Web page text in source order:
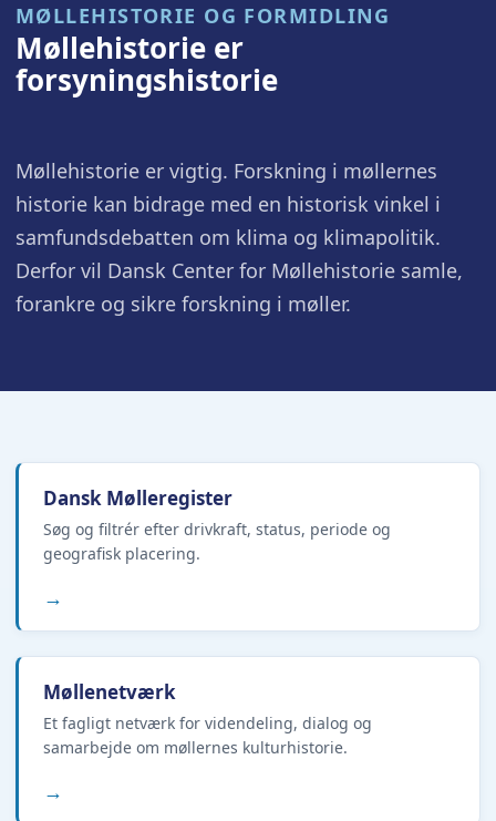
MØLLEHISTORIE OG FORMIDLING
Møllehistorie er
forsyningshistorie
Møllehistorie er vigtig. Forskning i møllernes
historie kan bidrage med en historisk vinkel i
samfundsdebatten om klima og klimapolitik.
Derfor vil Dansk Center for Møllehistorie samle,
forankre og sikre forskning i møller.
Dansk Mølleregister
Søg og filtrér efter drivkraft, status, periode og
geografisk placering.
→
Møllenetværk
Et fagligt netværk for videndeling, dialog og
samarbejde om møllernes kulturhistorie.
→